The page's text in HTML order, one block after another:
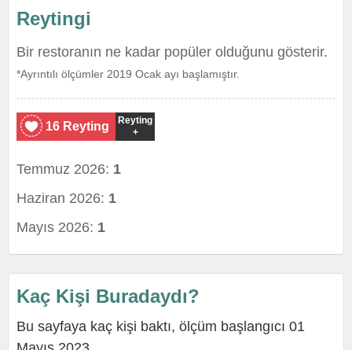
Reytingi
Bir restoranın ne kadar popüler olduğunu gösterir.
*Ayrıntılı ölçümler 2019 Ocak ayı başlamıştır.
16 Reyting
Reyting
+
Temmuz 2026: 1
Haziran 2026: 1
Mayıs 2026: 1
Kaç Kişi Buradaydı?
Bu sayfaya kaç kişi baktı, ölçüm başlangıcı 01